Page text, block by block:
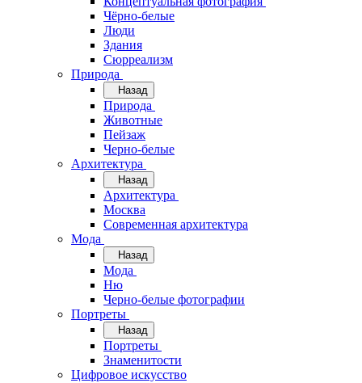
Чёрно-белые
Люди
Здания
Сюрреализм
Природа
Назад
Природа
Животные
Пейзаж
Черно-белые
Архитектура
Назад
Архитектура
Москва
Современная архитектура
Мода
Назад
Мода
Ню
Черно-белые фотографии
Портреты
Назад
Портреты
Знаменитости
Цифровое искусство